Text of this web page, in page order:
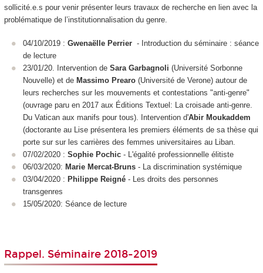
sollicité.e.s pour venir présenter leurs travaux de recherche en lien avec la
problématique de l’institutionnalisation du genre.
04/10/2019 : Gwenaëlle Perrier - Introduction du séminaire : séance
de lecture
23/01/20. Intervention de Sara Garbagnoli (Université Sorbonne
Nouvelle) et de Massimo Prearo (Université de Verone) autour de
leurs recherches sur les mouvements et contestations "anti-genre"
(ouvrage paru en 2017 aux Éditions Textuel: La croisade anti-genre.
Du Vatican aux manifs pour tous). Intervention d'Abir Moukaddem
(doctorante au Lise présentera les premiers éléments de sa thèse qui
porte sur sur les carrières des femmes universitaires au Liban.
07/02/2020 : Sophie Pochic - L'égalité professionnelle élitiste
06/03/2020: Marie Mercat-Bruns - La discrimination systémique
03/04/2020 : Philippe Reigné - Les droits des personnes
transgenres
15/05/2020: Séance de lecture
Rappel. Séminaire 2018-2019